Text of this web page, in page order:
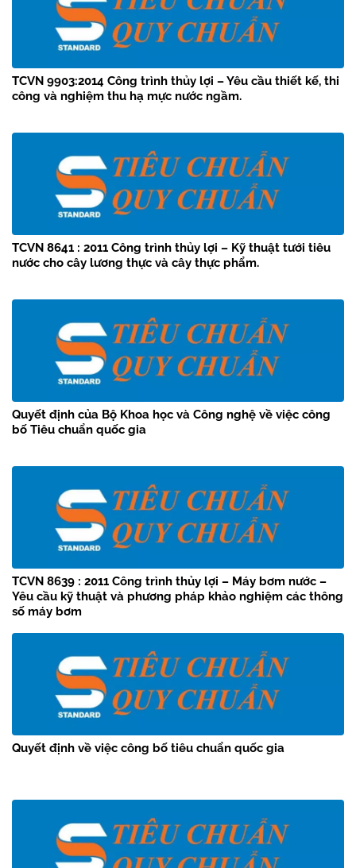
TCVN 9903:2014 Công trình thủy lợi – Yêu cầu thiết kế, thi
công và nghiệm thu hạ mực nước ngầm.
TCVN 8641 : 2011 Công trình thủy lợi – Kỹ thuật tưới tiêu
nước cho cây lương thực và cây thực phẩm.
Quyết định của Bộ Khoa học và Công nghệ về việc công
bố Tiêu chuẩn quốc gia
TCVN 8639 : 2011 Công trình thủy lợi – Máy bơm nước –
Yêu cầu kỹ thuật và phương pháp khảo nghiệm các thông
số máy bơm
Quyết định về việc công bố tiêu chuẩn quốc gia